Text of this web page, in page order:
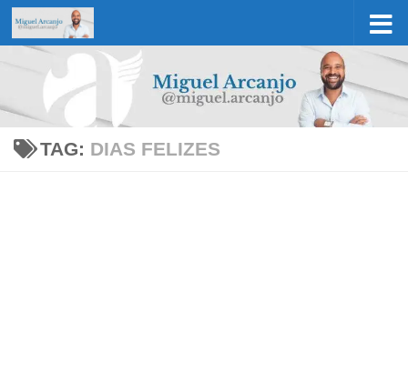
Skip to content
TAG: DIAS FELIZES